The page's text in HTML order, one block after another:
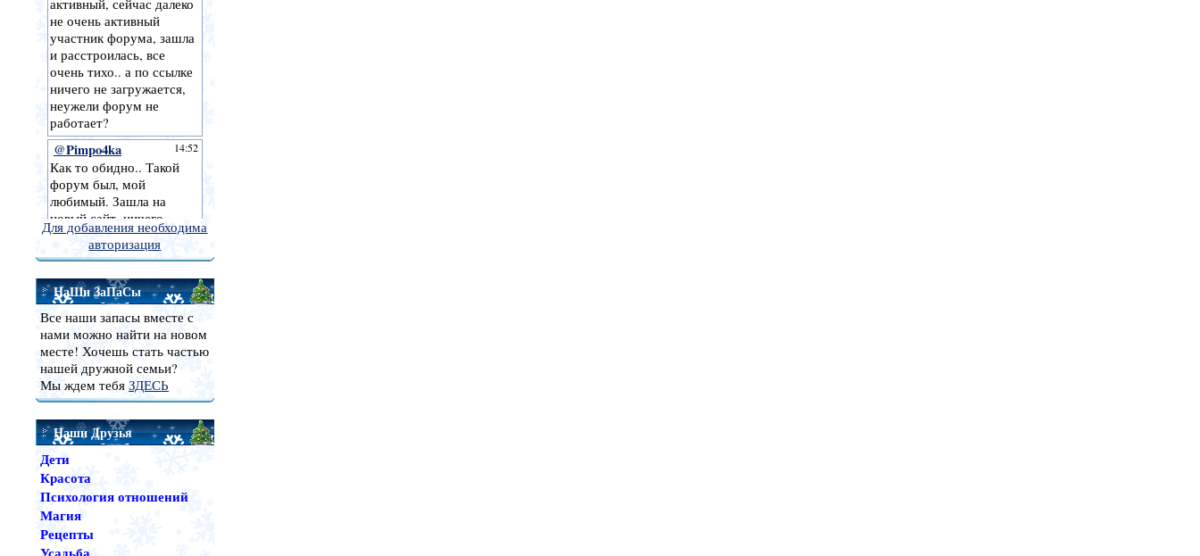
Для добавления необходима
авторизация
НаШи ЗаПаСы
Все наши запасы вместе с
нами можно найти на новом
месте! Хочешь стать частью
нашей дружной семьи?
Мы ждем тебя ЗДЕСЬ
Наши Друзья
Дети
Красота
Психология отношений
Магия
Рецепты